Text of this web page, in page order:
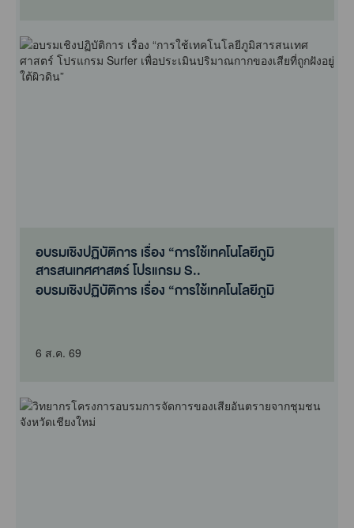
อบรมเชิงปฏิบัติการ เรื่อง “การใช้เทคโนโลยีภูมิ
สารสนเทศศาสตร์ โปรแกรม S..
อบรมเชิงปฏิบัติการ เรื่อง “การใช้เทคโนโลยีภูมิ
6 ส.ค. 69